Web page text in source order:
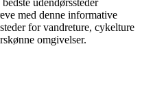
udendørssteder
med denne informative
for vandreture, cykelture
omgivelser.